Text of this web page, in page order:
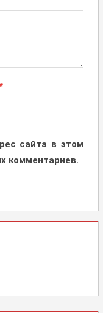
*
сайта в этом
комментариев.